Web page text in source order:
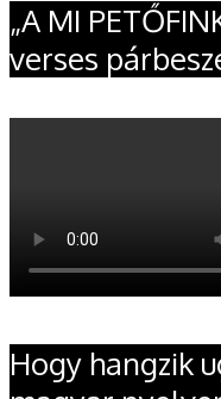
„A MI
verses
Hogy hangzik